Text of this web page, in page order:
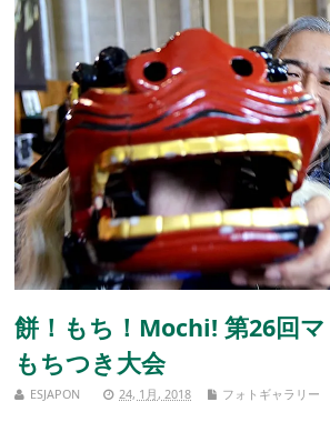
餅！もち！Mochi! 第26回
もちつき大会
ESJAPON 24, 1月, 2018 フォトギャラリー